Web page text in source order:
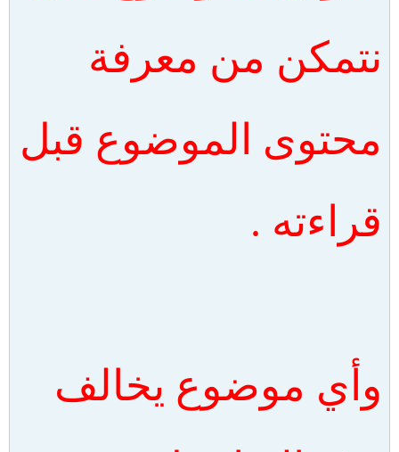
نتمكن من معرفة
محتوى الموضوع قبل
قراءته .
وأي موضوع يخالف